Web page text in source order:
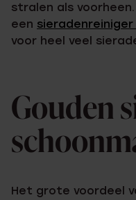
stralen als
een
voor heel veel
Gouden
Het grote voordeel